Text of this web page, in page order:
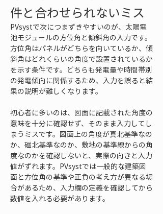
件と合わせられないミス
PVsystで次につまずきやすいのが、太陽電
池モジュールの方位角と傾斜角の入力です。
方位角はパネルがどちらを向いているか、傾
斜角はどれくらいの角度で設置されているか
を示す条件です。どちらも発電量や時間帯別
の発電傾向に関係するため、入力を誤ると結
果の説明が難しくなります。
初心者に多いのは、図面に記載された角度の
意味を十分に確認せず、そのまま入力してし
まうミスです。図面上の角度が真北基準なの
か、磁北基準なのか、敷地の基準線からの角
度なのかを確認しないと、実際の向きと入力
値がずれます。PVsystでは一般的な建築図
面と方位角の基準や正負の考え方が異なる場
合があるため、入力欄の定義を確認してから
数値を入れる必要があります。